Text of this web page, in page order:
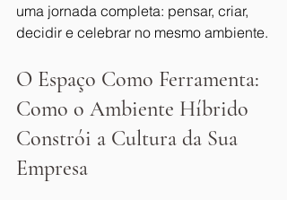
uma jornada completa: pensar, criar,
decidir e celebrar no mesmo ambiente.
O Espaço Como Ferramenta:
Como o Ambiente Híbrido
Constrói a Cultura da Sua
Empresa